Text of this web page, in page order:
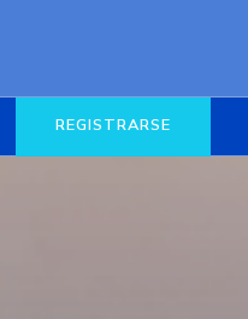
REGISTRARSE